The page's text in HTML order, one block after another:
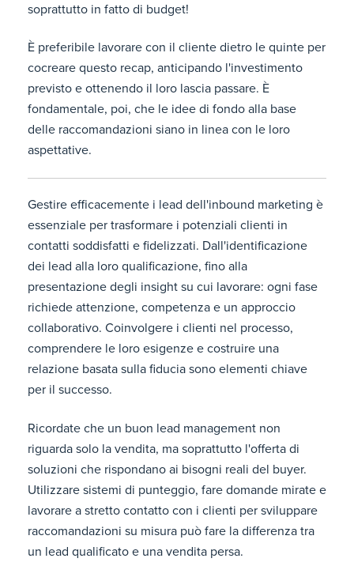
soprattutto in fatto di budget!
È preferibile lavorare con il cliente dietro le quinte per
cocreare questo recap, anticipando l'investimento
previsto e ottenendo il loro lascia passare. È
fondamentale, poi, che le idee di fondo alla base
delle raccomandazioni siano in linea con le loro
aspettative.
Gestire efficacemente i lead dell'inbound marketing è
essenziale per trasformare i potenziali clienti in
contatti soddisfatti e fidelizzati. Dall'identificazione
dei lead alla loro qualificazione, fino alla
presentazione degli insight su cui lavorare: ogni fase
richiede attenzione, competenza e un approccio
collaborativo. Coinvolgere i clienti nel processo,
comprendere le loro esigenze e costruire una
relazione basata sulla fiducia sono elementi chiave
per il successo.
Ricordate che un buon lead management non
riguarda solo la vendita, ma soprattutto l'offerta di
soluzioni che rispondano ai bisogni reali del buyer.
Utilizzare sistemi di punteggio, fare domande mirate e
lavorare a stretto contatto con i clienti per sviluppare
raccomandazioni su misura può fare la differenza tra
un lead qualificato e una vendita persa.